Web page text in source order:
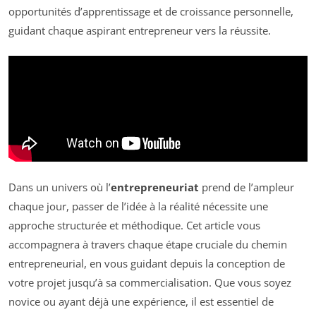
opportunités d’apprentissage et de croissance personnelle,
guidant chaque aspirant entrepreneur vers la réussite.
Dans un univers où l’entrepreneuriat prend de l’ampleur
chaque jour, passer de l’idée à la réalité nécessite une
approche structurée et méthodique. Cet article vous
accompagnera à travers chaque étape cruciale du chemin
entrepreneurial, en vous guidant depuis la conception de
votre projet jusqu’à sa commercialisation. Que vous soyez
novice ou ayant déjà une expérience, il est essentiel de